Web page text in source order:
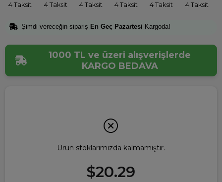
4 Taksit 4 Taksit 4 Taksit 4 Taksit 4 Taksit 4 Taksit
Şimdi vereceğin sipariş En Geç Pazartesi Kargoda!
1000 TL ve üzeri alışverişlerde
KARGO BEDAVA
Ürün stoklarımızda kalmamıştır.
$20.29